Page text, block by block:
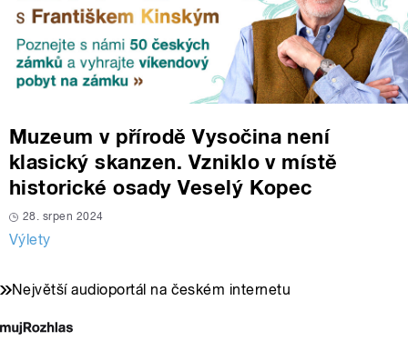
Muzeum v přírodě Vysočina není
klasický skanzen. Vzniklo v místě
historické osady Veselý Kopec
28. srpen 2024
Výlety
Největší audioportál na českém internetu